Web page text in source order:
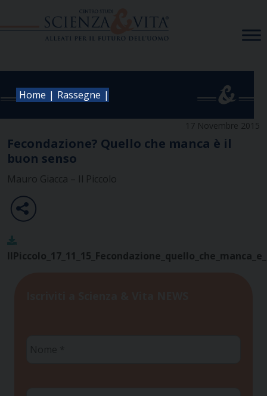
Home | Rassegne |
17 Novembre 2015
Fecondazione? Quello che manca è il
buon senso
Mauro Giacca – Il Piccolo